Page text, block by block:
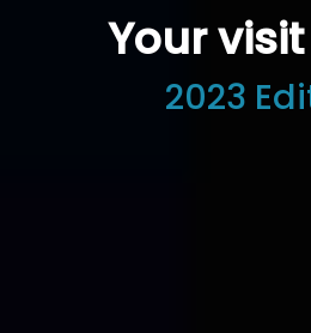
Your
2023